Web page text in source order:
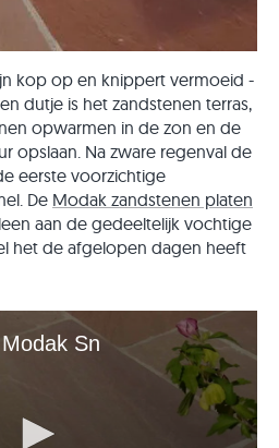
kop op en knippert vermoeid -
dutje is het zandstenen terras,
opwarmen in de zon en de
opslaan. Na zware regenval de
eerste voorzichtige
De Modak zandstenen platen
aan de gedeeltelijk vochtige
het de afgelopen dagen heeft
Sn